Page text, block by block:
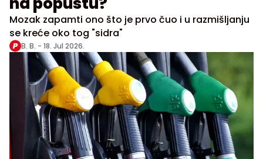
Mozak zapamti ono što je prvo čuo i u razmišljanju
se kreće oko tog "sidra"
B. B. - 18. Jul 2026.